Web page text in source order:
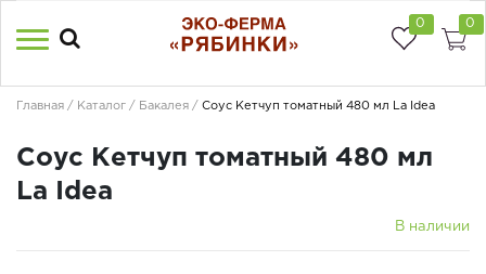
0 0
Главная Каталог Бакалея Соус Кетчуп томатный 480 мл La Idea
Соус Кетчуп томатный 480 мл
La Idea
В наличии